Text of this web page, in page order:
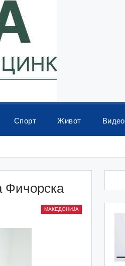
Спорт Живот Видео
Фичорска
МАКЕДОНИЈА